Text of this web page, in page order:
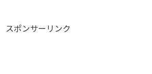
スポンサーリンク